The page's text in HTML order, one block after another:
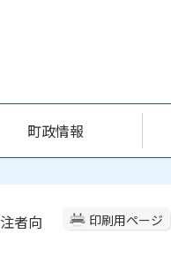
町政情報
印刷用ページ
者向